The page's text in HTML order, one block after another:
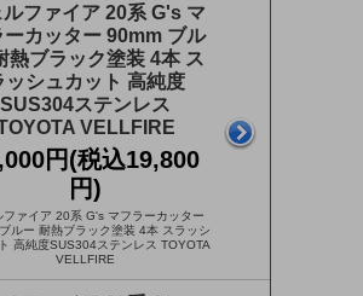
ルファイア 20系 G's マ
ーカッター 90mm ブル
熱ブラック塗装 4本 ス
ッシュカット 高純度
SUS304ステンレス
VELLFIRE
円(税込19,800
円)
ファイア 20系 G's マフラーカッター
ルー 耐熱ブラック塗装 4本 スラッシ
高純度SUS304ステンレス TOYOTA
VELLFIRE